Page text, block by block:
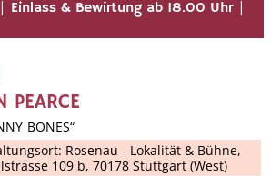
| Einlass & Bewirtung ab 18.00 Uhr |
PEARCE
BONES“
Rosenau - Lokalität & Bühne,
109 b, 70178 Stuttgart (West)